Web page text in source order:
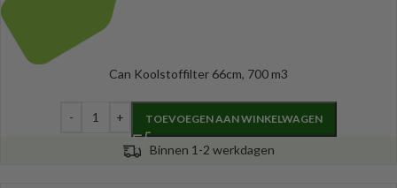
Can Koolstoffilter 66cm, 700 m3
TOEVOEGEN AAN WINKELWAGEN
Binnen 1-2 werkdagen